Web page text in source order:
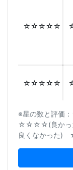
☆☆☆☆☆
☆☆☆☆☆
※星の数と評
☆☆☆☆(良かっ
良くなかった)